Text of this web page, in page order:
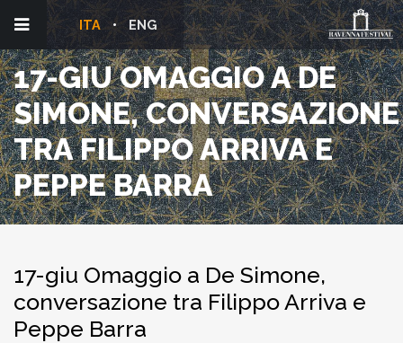
ENG
ITA
17-GIU OMAGGIO A DE
SIMONE, CONVERSAZIONE
TRA FILIPPO ARRIVA E
PEPPE BARRA
17-giu Omaggio a De Simone,
conversazione tra Filippo Arriva e
Peppe Barra